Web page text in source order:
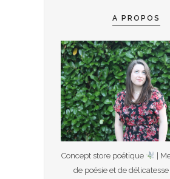
A PROPOS
Concept store poétique
|
de poésie et de